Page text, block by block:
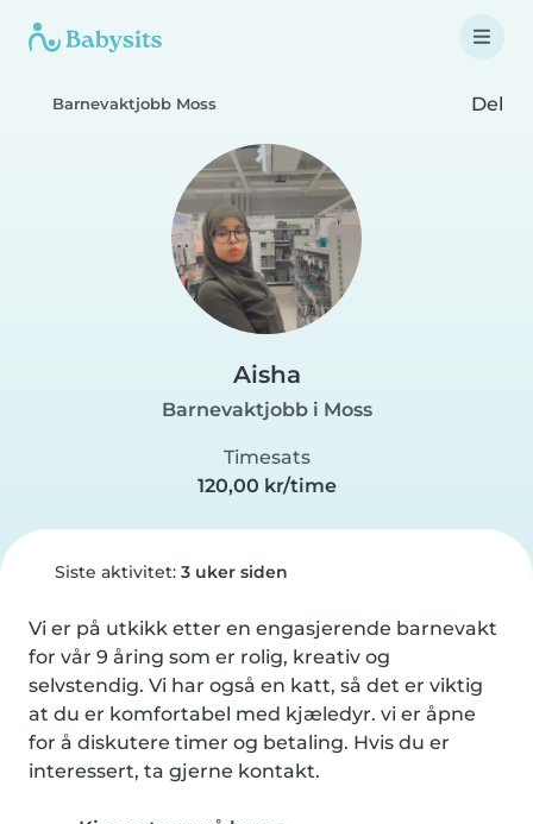
Barnevaktjobb Moss Del
Aisha
Barnevaktjobb i Moss
Timesats
120,00 kr/time
Siste aktivitet: 3 uker siden
Vi er på utkikk etter en engasjerende barnevakt
for vår 9 åring som er rolig, kreativ og
selvstendig. Vi har også en katt, så det er viktig
at du er komfortabel med kjæledyr. vi er åpne
for å diskutere timer og betaling. Hvis du er
interessert, ta gjerne kontakt.